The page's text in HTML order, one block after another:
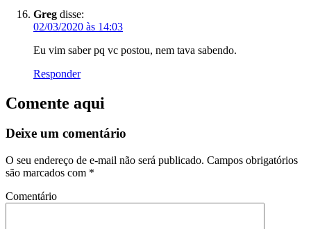
Greg disse:
02/03/2020 às 14:03
Eu vim saber pq vc postou, nem tava sabendo.
Responder
Comente aqui
Deixe um comentário
O seu endereço de e-mail não será publicado. Campos obrigatórios
são marcados com *
Comentário